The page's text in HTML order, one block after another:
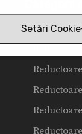
Reductoare
Setări